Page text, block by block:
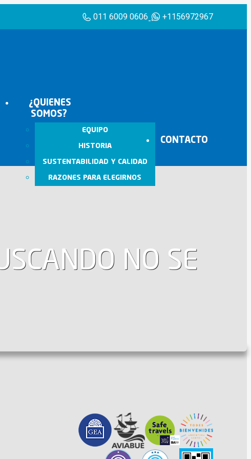
011 6009 0606- +1156972967
¿QUIENES
SOMOS?
EQUIPO
HISTORIA
SUSTENTABILIDAD Y CALIDAD
RAZONES PARA ELEGIRNOS
CONTACTO
NO SE